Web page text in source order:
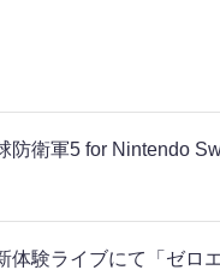
防衛軍5 for Nintendo
験ライブにて「ゼロ